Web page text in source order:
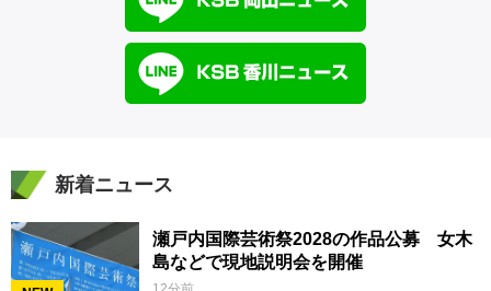
新着ニュース
瀬戸内国際芸術祭2028の作品公募 女木
島などで現地説明会を開催